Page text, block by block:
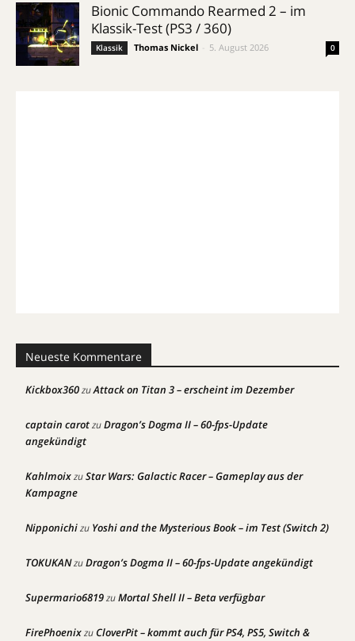
Bionic Commando Rearmed 2 – im
Klassik-Test (PS3 / 360)
Klassik Thomas Nickel 5. August 2026 0
Neueste Kommentare
Kickbox360zuAttack on Titan 3 – erscheint im Dezember
captain carotzuDragon’s Dogma II – 60-fps-Update
angekündigt
KahlmoixzuStar Wars: Galactic Racer – Gameplay aus der
Kampagne
Nipponichizu Yoshi and the Mysterious Book – im Test (Switch 2)
TOKUKANzuDragon’s Dogma II – 60-fps-Update angekündigt
Supermario6819zuMortal Shell II – Beta verfügbar
FirePhoenixzuCloverPit – kommt auch für PS4, PS5, Switch &